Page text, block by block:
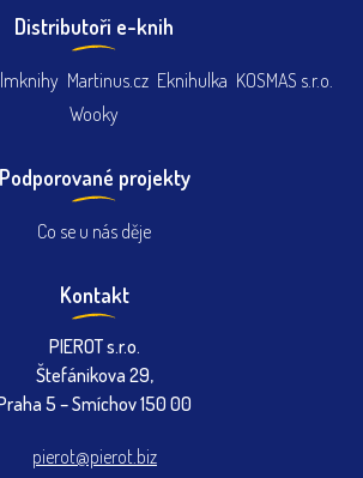
Distributoři e-knih
Martinus.cz Eknihulka KOSMAS s.r.o.
Wooky
Podporované projekty
Co se u nás děje
Kontakt
PIEROT s.r.o.
Štefánikova 29,
5 – Smíchov 150 00
pierot@pierot.biz